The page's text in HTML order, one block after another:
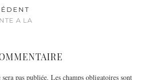
A LA
pas publiée. Les champs obligatoires sont